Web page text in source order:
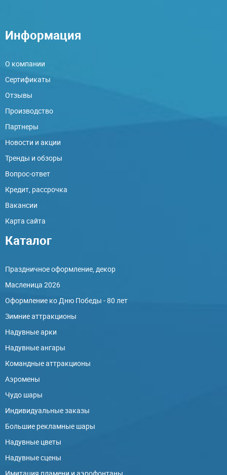
Информация
О компании
Сертификаты
Отзывы
Производство
Партнеры
Новости и акции
Тренды и обзоры
Вопрос-ответ
Кредит, рассрочка
Вакансии
Карта сайта
Каталог
Праздничное оформление, декор
Масленица 2026
Оформление ко Дню Победы - 80 лет
Зимние аттракционы
Надувные арки
Надувные ангары
Командные аттракционы
Аэромены
Чудо шары
Индивидуальные заказы
Большие рекламные шары
Надувные цветы
Надувные сцены